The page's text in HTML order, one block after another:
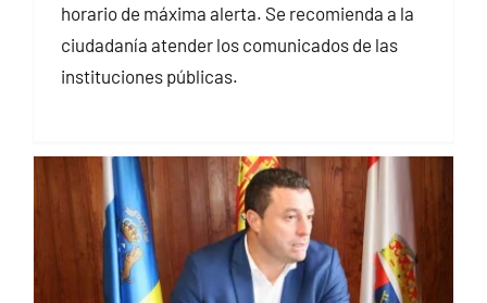
horario de máxima alerta. Se recomienda a la
ciudadanía atender los comunicados de las
instituciones públicas.